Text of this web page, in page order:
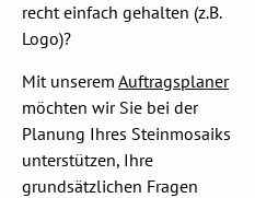
recht einfach gehalten (z.B.
Logo)?
Mit unserem Auftragsplaner
möchten wir Sie bei der
Planung Ihres Steinmosaiks
unterstützen, Ihre
grundsätzlichen Fragen